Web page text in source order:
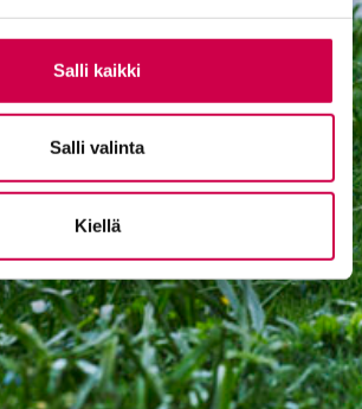
Salli kaikki
Salli valinta
Kiellä